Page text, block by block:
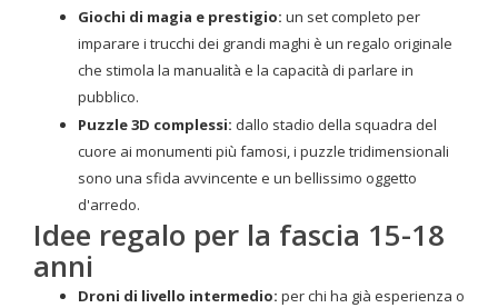
Giochi di magia e prestigio: un set completo per
imparare i trucchi dei grandi maghi è un regalo originale
che stimola la manualità e la capacità di parlare in
pubblico.
Puzzle 3D complessi: dallo stadio della squadra del
cuore ai monumenti più famosi, i puzzle tridimensionali
sono una sfida avvincente e un bellissimo oggetto
d'arredo.
Idee regalo per la fascia 15-18
anni
Droni di livello intermedio: per chi ha già esperienza o